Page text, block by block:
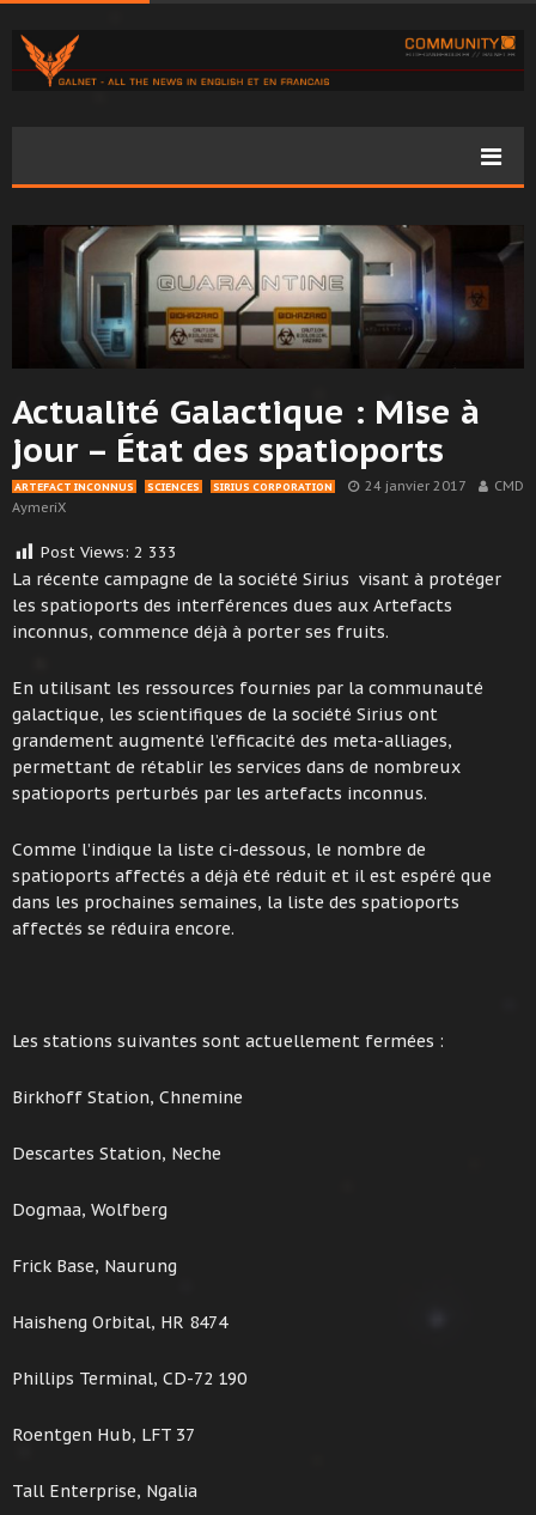
Actualité Galactique : Mise à
jour – État des spatioports
ARTEFACT INCONNUS SCIENCES SIRIUS CORPORATION 24 janvier 2017
CMD
AymeriX
Post Views: 2 333
La récente campagne de la société Sirius visant à protéger
les spatioports des interférences dues aux Artefacts
inconnus, commence déjà à porter ses fruits.
En utilisant les ressources fournies par la communauté
galactique, les scientifiques de la société Sirius ont
grandement augmenté l’efficacité des meta-alliages,
permettant de rétablir les services dans de nombreux
spatioports perturbés par les artefacts inconnus.
Comme l’indique la liste ci-dessous, le nombre de
spatioports affectés a déjà été réduit et il est espéré que
dans les prochaines semaines, la liste des spatioports
affectés se réduira encore.
Les stations suivantes sont actuellement fermées :
Birkhoff Station, Chnemine
Descartes Station, Neche
Dogmaa, Wolfberg
Frick Base, Naurung
Haisheng Orbital, HR 8474
Phillips Terminal, CD-72 190
Roentgen Hub, LFT 37
Tall Enterprise, Ngalia